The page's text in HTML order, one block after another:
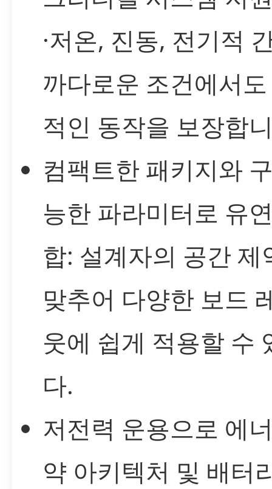
·저온, 진동, 전기적
까다로운 조건에서
적인 동작을 보장합
컴팩트한 패키지와
능한 파라미터로 유
합: 설계자의 공간 제
맞추어 다양한 보드
웃에 쉽게 적용할 수
다.
저전력 운용으로 에
약 아키텍처 및 배터